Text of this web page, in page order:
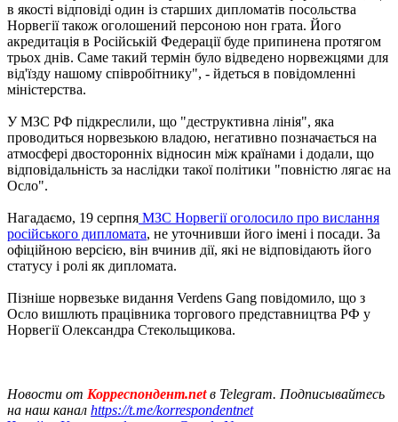
в якості відповіді один із старших дипломатів посольства
Норвегії також оголошений персоною нон грата. Його
акредитація в Російській Федерації буде припинена протягом
трьох днів. Саме такий термін було відведено норвежцями для
від'їзду нашому співробітнику", - йдеться в повідомленні
міністерства.
У МЗС РФ підкреслили, що "деструктивна лінія", яка
проводиться норвезькою владою, негативно позначається на
атмосфері двосторонніх відносин між країнами і додали, що
відповідальність за наслідки такої політики "повністю лягає на
Осло".
Нагадаємо, 19 серпня МЗС Норвегії оголосило про вислання
російського дипломата, не уточнивши його імені і посади. За
офіційною версією, він вчинив дії, які не відповідають його
статусу і ролі як дипломата.
Пізніше норвезьке видання Verdens Gang повідомило, що з
Осло вишлють працівника торгового представництва РФ у
Норвегії Олександра Стекольщикова.
Новости от Корреспондент.netв Telegram. Подписывайтесь
на наш канал https://t.me/korrespondentnet